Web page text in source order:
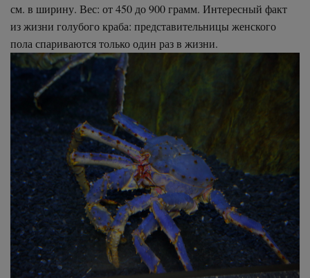
см. в ширину. Вес: от 450 до 900 грамм. Интересный факт
из жизни голубого краба: представительницы женского
пола спариваются только один раз в жизни.